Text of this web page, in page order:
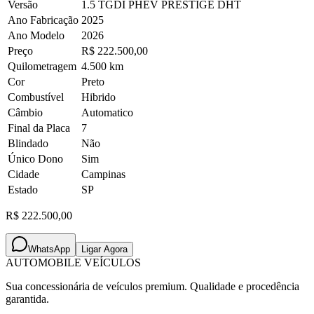
Versão
1.5 TGDI PHEV PRESTIGE DHT
Ano Fabricação 2025
Ano Modelo
2026
Preço
R$ 222.500,00
Quilometragem 4.500 km
Cor
Preto
Combustível
Hibrido
Câmbio
Automatico
Final da Placa
7
Blindado
Não
Único Dono
Sim
Cidade
Campinas
Estado
SP
R$ 222.500,00
WhatsApp Ligar Agora
AUTOMOBILE VEÍCULOS
Sua concessionária de veículos premium. Qualidade e procedência
garantida.